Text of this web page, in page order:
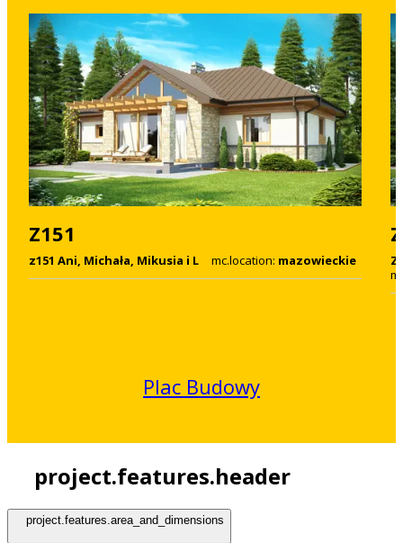
Z151
z151 Ani, Michała, Mikusia i L mc.location: mazowieckie
Plac Budowy
project.features.header
project.features.area_and_dimensions